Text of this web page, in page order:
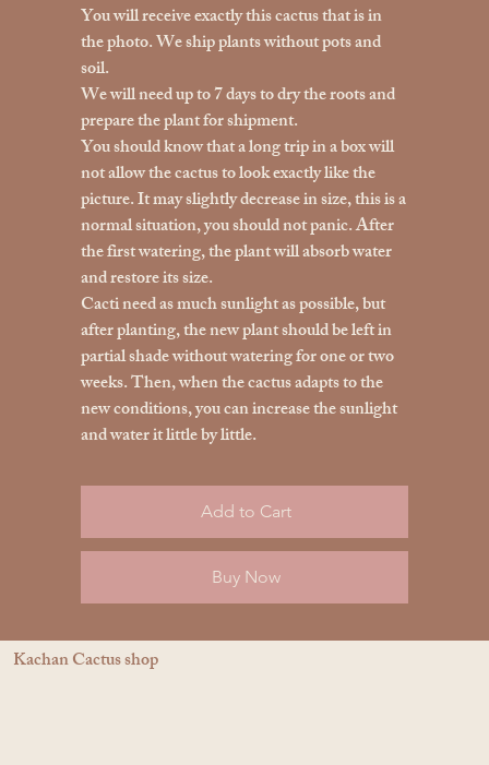
You will receive exactly this cactus that is in
the photo. We ship plants without pots and
soil.
We will need up to 7 days to dry the roots and
prepare the plant for shipment.
You should know that a long trip in a box will
not allow the cactus to look exactly like the
picture. It may slightly decrease in size, this is a
normal situation, you should not panic. After
the first watering, the plant will absorb water
and restore its size.
Cacti need as much sunlight as possible, but
after planting, the new plant should be left in
partial shade without watering for one or two
weeks. Then, when the cactus adapts to the
new conditions, you can increase the sunlight
and water it little by little.
Add to Cart
Buy Now
Kachan Cactus shop